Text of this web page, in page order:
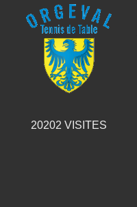
20202 VISITES